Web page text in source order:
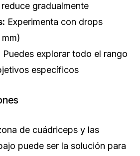
gradualmente
Experimenta con drops
Puedes explorar todo el rango
específicos
de cuádriceps y las
puede ser la solución para